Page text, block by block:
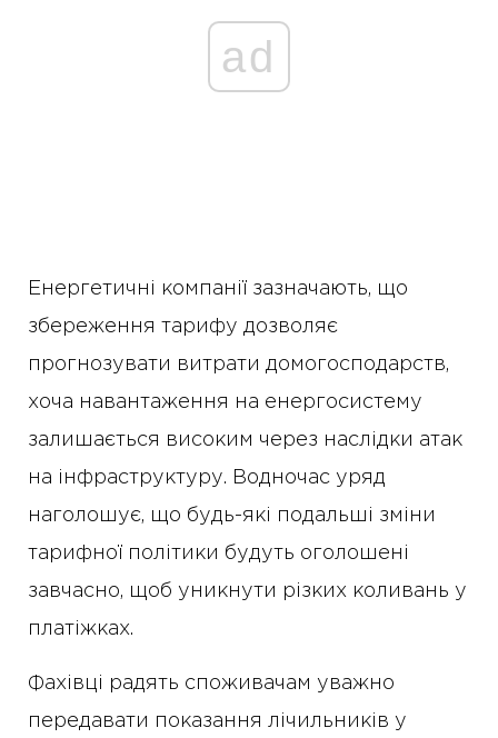
ad
Енергетичні компанії зазначають, що
збереження тарифу дозволяє
прогнозувати витрати домогосподарств,
хоча навантаження на енергосистему
залишається високим через наслідки атак
на інфраструктуру. Водночас уряд
наголошує, що будь-які подальші зміни
тарифної політики будуть оголошені
завчасно, щоб уникнути різких коливань у
платіжках.
Фахівці радять споживачам уважно
передавати показання лічильників у